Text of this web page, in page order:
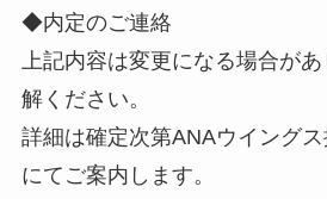
◆内定のご連絡
上記内容は変更になる場合が
解ください。
詳細は確定次第ANAウイング
にてご案内します。